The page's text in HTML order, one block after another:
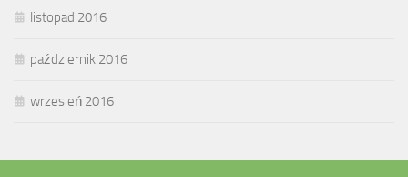
listopad 2016
październik 2016
wrzesień 2016